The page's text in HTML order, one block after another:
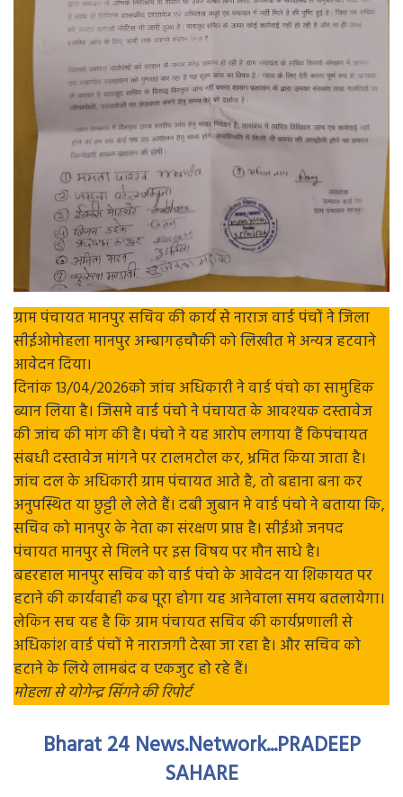
ग्राम पंचायत मानपुर सचिव की कार्य से नाराज वार्ड पंचों ने जिला
सीईओमोहला मानपुर अम्बागढ़चौकी को लिखीत मे अन्यत्र हटवाने
आवेदन दिया।
दिनांक 13/04/2026को जांच अधिकारी ने वार्ड पंचो का सामुहिक
ब्यान लिया है। जिसमे वार्ड पंचो ने पंचायत के आवश्यक दस्तावेज
की जांच की मांग की है। पंचो ने यह आरोप लगाया हैं किपंचायत
संबधी दस्तावेज मांगने पर टालमटोल कर, भ्रमित किया जाता है।
जांच दल के अधिकारी ग्राम पंचायत आते है, तो बहाना बना कर
अनुपस्थित या छुट्टी ले लेते हैं। दबी जुबान मे वार्ड पंचो ने बताया कि,
सचिव को मानपुर के नेता का संरक्षण प्राप्त है। सीईओ जनपद
पंचायत मानपुर से मिलने पर इस विषय पर मौन साधे है।
बहरहाल मानपुर सचिव को वार्ड पंचो के आवेदन या शिकायत पर
हटाने की कार्यवाही कब पूरा होगा यह आनेवाला समय बतलायेगा।
लेकिन सच यह है कि ग्राम पंचायत सचिव की कार्यप्रणाली से
अधिकांश वार्ड पंचों मे नाराजगी देखा जा रहा है। और सचिव को
हटाने के लिये लामबंद व एकजुट हो रहे हैं।
मोहला से योगेन्द्र सिंगने की रिपोर्ट
Bharat 24 News.Network...PRADEEP
SAHARE